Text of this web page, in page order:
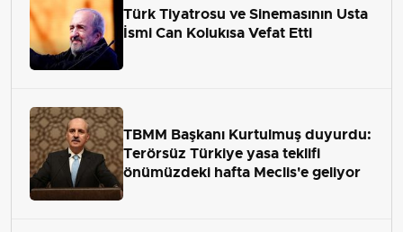
Türk Tiyatrosu ve Sinemasının Usta
İsmi Can Kolukısa Vefat Etti
TBMM Başkanı Kurtulmuş duyurdu:
Terörsüz Türkiye yasa teklifi
önümüzdeki hafta Meclis'e geliyor